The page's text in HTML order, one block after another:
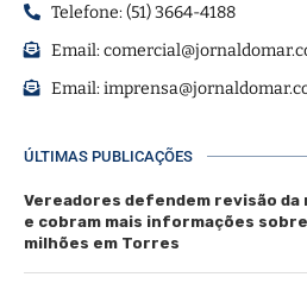
Telefone: (51) 3664-4188
Email:
Email:
ÚLTIMAS PUBLICAÇÕES
Vereadores defendem revisão
e cobram mais informações
milhões em Torres